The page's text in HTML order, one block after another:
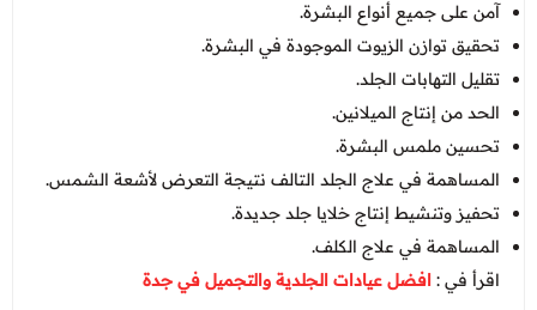
آمن على جميع أنواع البشرة.
تحقيق توازن الزيوت الموجودة في البشرة.
تقليل التهابات الجلد.
الحد من إنتاج الميلانين.
تحسين ملمس البشرة.
المساهمة في علاج الجلد التالف نتيجة التعرض لأشعة الشمس.
تحفيز وتنشيط إنتاج خلايا جلد جديدة.
المساهمة في علاج الكلف.
اقرأ في : افضل عيادات الجلدية والتجميل في جدة